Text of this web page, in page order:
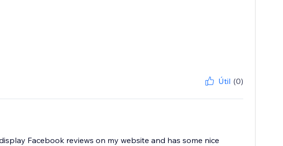
Útil (0)
Facebook reviews on my website and has some nice